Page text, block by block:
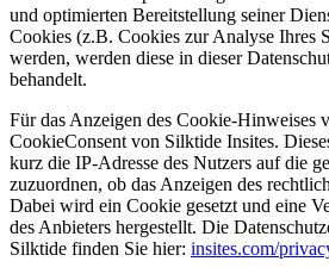
und optimierten Bereitstellung seiner
Cookies (z.B. Cookies zur Analyse Ihres
werden, werden diese in dieser
behandelt.
Für das Anzeigen des Cookie-Hinweises
CookieConsent von Silktide Insites.
kurz die IP-Adresse des Nutzers auf die
zuzuordnen, ob das Anzeigen des
Dabei wird ein Cookie gesetzt und eine
des Anbieters hergestellt. Die
Silktide finden Sie hier: insites.com/